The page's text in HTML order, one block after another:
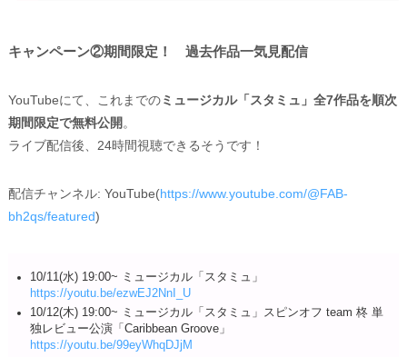
キャンペーン②期間限定！ 過去作品一気見配信
YouTubeにて、これまでのミュージカル「スタミュ」全7作品を順次
期間限定で無料公開 。
ライブ配信後、24時間視聴できるそうです！
配信チャンネル: YouTube(https://www.youtube.com/@FAB-
bh2qs/featured)
10/11(水) 19:00~ ミュージカル「スタミュ」
https://youtu.be/ezwEJ2NnI_U
10/12(木) 19:00~ ミュージカル「スタミュ」スピンオフ team 柊 単
独レビュー公演「Caribbean Groove」
https://youtu.be/99eyWhqDJjM